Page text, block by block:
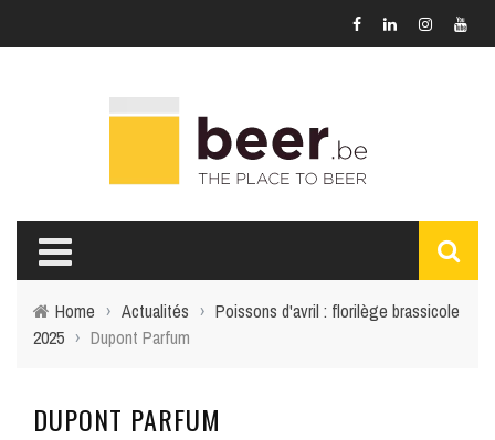
Home › Actualités › Poissons d'avril : florilège brassicole
2025 › Dupont Parfum
DUPONT PARFUM